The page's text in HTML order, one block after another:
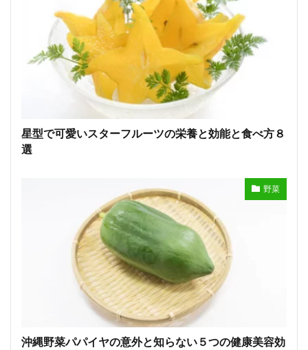
星型で可愛いスターフルーツの栄養と効能と食べ方８
選
野菜
沖縄野菜パパイヤの意外と知らない５つの健康美容効